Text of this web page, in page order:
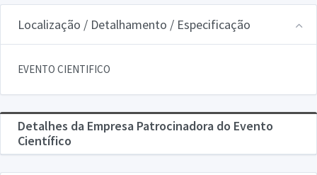
Localização / Detalhamento / Especificação
EVENTO CIENTIFICO
Detalhes da Empresa Patrocinadora do Evento
Científico